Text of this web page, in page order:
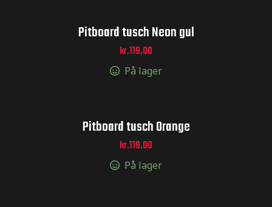
Pitboard tusch Neon gul
kr.119,00
På lager
Pitboard tusch Orange
kr.119,00
På lager